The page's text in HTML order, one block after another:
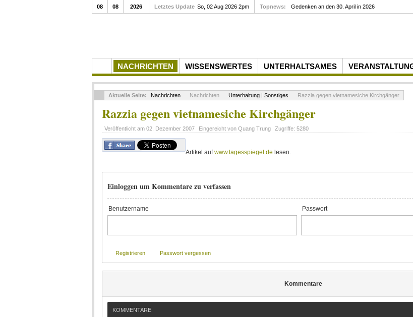
NACHRICHTEN WISSENSWERTES UNTERHALTSAMES
08 08 2026 Letztes Update So, 02 Aug 2026 2pm Topnews: Gedenken an den 30. April in 2026
Aktuelle Seite: Nachrichten Nachrichten Unterhaltung | Sonstiges Razzia gegen vietnamesiche Kirchgänger
Razzia gegen vietnamesiche Kirchgänger
Veröffentlicht am 02. Dezember 2007 Eingereicht von Quang Trung Zugriffe: 5280
Artikel aufwww.tagesspiegel.de lesen.
Einloggen um Kommentare zu verfassen
Benutzername Passwort
Registrieren Passwort vergessen
Kommentare
KOMMENTARE